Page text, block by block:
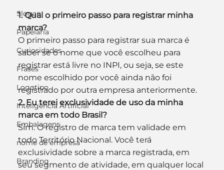
Slogan
Papelaria
Curiosidades
Frases
Logotipo
Inteligência Artificial
Embalagens
nome de empresa
Branding
1. Qual o primeiro passo para registrar minha
marca?
O primeiro passo para registrar sua marca é
saber se o nome que você escolheu para
registrar está livre no INPI, ou seja, se este
nome escolhido por você ainda não foi
registrado por outra empresa anteriormente.
2. Eu terei exclusividade de uso da minha
marca em todo Brasil?
Sim. O registro de marca tem validade em
todo Território Nacional. Você terá
exclusividade sobre a marca registrada, em
seu segmento de atividade, em qualquer local